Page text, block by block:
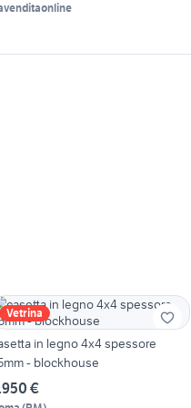
FIERA
Vetrina
in legno 4x4 spessore
- blockhouse
€